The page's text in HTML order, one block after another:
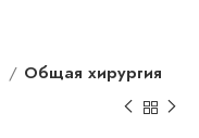
Общая хирургия